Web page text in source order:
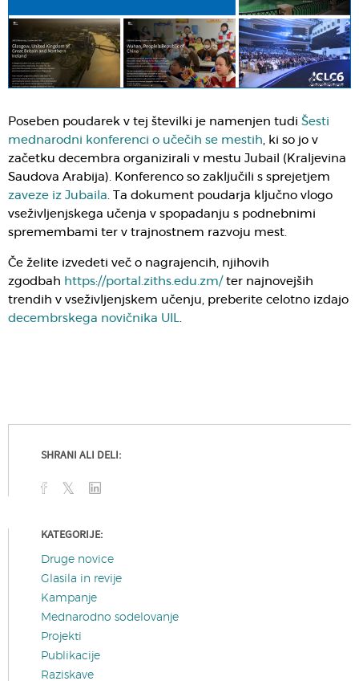
Poseben poudarek v tej številki je namenjen tudi Šesti
mednarodni konferenci o učečih se mestih, ki so jo v
začetku decembra organizirali v mestu Jubail (Kraljevina
Saudova Arabija). Konferenco so zaključili s sprejetjem
zaveze iz Jubaila. Ta dokument poudarja ključno vlogo
vseživljenjskega učenja v spopadanju s podnebnimi
spremembami ter v trajnostnem razvoju mest.
Če želite izvedeti več o nagrajencih, njihovih
zgodbah https://portal.ziths.edu.zm/ ter najnovejših
trendih v vseživljenjskem učenju, preberite celotno izdajo
decembrskega novičnika UIL.
SHRANI ALI DELI:
KATEGORIJE:
Druge novice
Glasila in revije
Kampanje
Mednarodno sodelovanje
Projekti
Publikacije
Raziskave